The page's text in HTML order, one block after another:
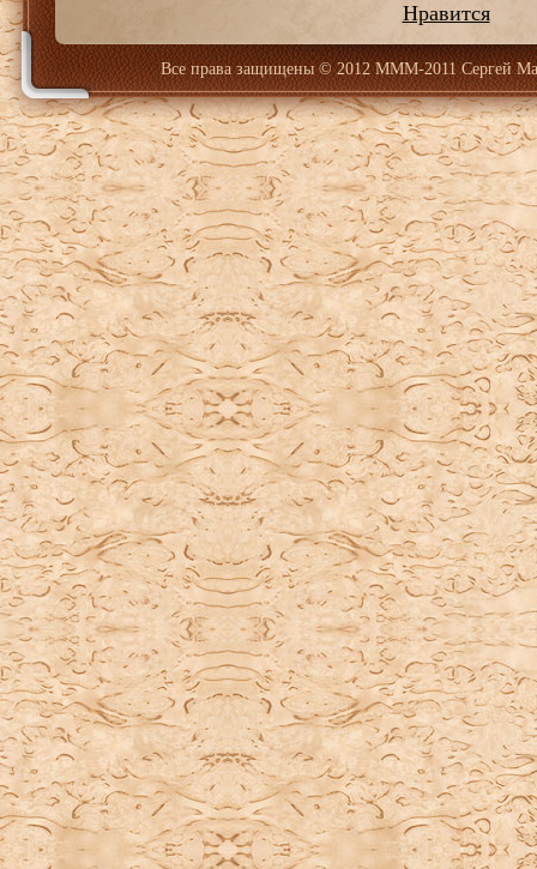
Нравится
Все права защищены© 2012 МММ-2011 Сергей